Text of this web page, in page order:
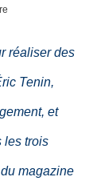
réaliser des
Tenin,
et
les trois
magazine